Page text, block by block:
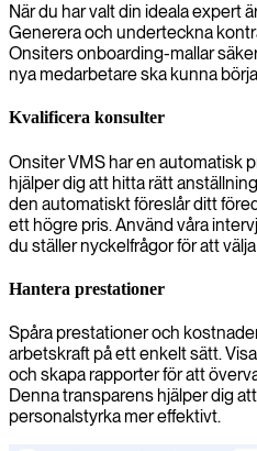
När du har valt din ideala expert
Generera och underteckna
Onsiters onboarding-mallar
nya medarbetare ska kunna
Kvalificera konsulter
Onsiter VMS har en automatisk
hjälper dig att hitta rätt
den automatiskt föreslår ditt
ett högre pris. Använd våra
du ställer nyckelfrågor för att
Hantera prestationer
Spåra prestationer och
arbetskraft på ett enkelt sätt.
och skapa rapporter för att
Denna transparens hjälper dig
personalstyrka mer effektivt.